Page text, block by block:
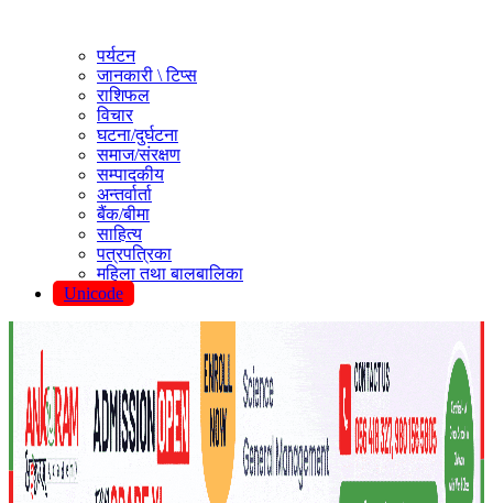
पर्यटन
जानकारी \ टिप्स
राशिफल
विचार
घटना/दुर्घटना
समाज/संरक्षण
सम्पादकीय
अन्तर्वार्ता
बैंक/बीमा
साहित्य
पत्रपत्रिका
महिला तथा बालबालिका
Unicode